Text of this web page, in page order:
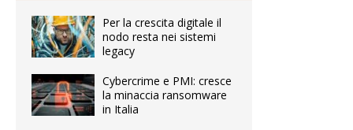
Per la crescita digitale il
nodo resta nei sistemi
legacy
Cybercrime e PMI: cresce
la minaccia ransomware
in Italia